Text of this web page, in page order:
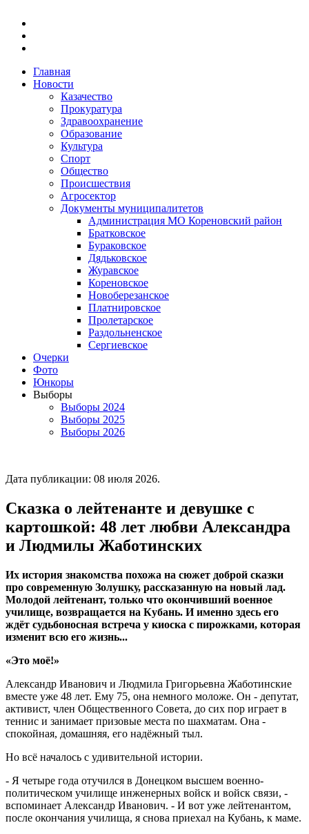
Главная
Новости
Казачество
Прокуратура
Здравоохранение
Образование
Культура
Спорт
Общество
Происшествия
Агросектор
Документы муниципалитетов
Администрация МО Кореновский район
Братковское
Бураковское
Дядьковское
Журавское
Кореновское
Новоберезанское
Платнировское
Пролетарское
Раздольненское
Сергиевское
Очерки
Фото
Юнкоры
Выборы
Выборы 2024
Выборы 2025
Выборы 2026
Дата публикации: 08 июля 2026.
Сказка о лейтенанте и девушке с
картошкой: 48 лет любви Александра
и Людмилы Жаботинских
Их история знакомства похожа на сюжет доброй сказки
про современную Золушку, рассказанную на новый лад.
Молодой лейтенант, только что окончивший военное
училище, возвращается на Кубань. И именно здесь его
ждёт судьбоносная встреча у киоска с пирожками, которая
изменит всю его жизнь...
«Это моё!»
Александр Иванович и Людмила Григорьевна Жаботинские
вместе уже 48 лет. Ему 75, она немного моложе. Он - депутат,
активист, член Общественного Совета, до сих пор играет в
теннис и занимает призовые места по шахматам. Она -
спокойная, домашняя, его надёжный тыл.
Но всё началось с удивительной истории.
- Я четыре года отучился в Донецком высшем военно-
политическом училище инженерных войск и войск связи, -
вспоминает Александр Иванович. - И вот уже лейтенантом,
после окончания училища, я снова приехал на Кубань, к маме.